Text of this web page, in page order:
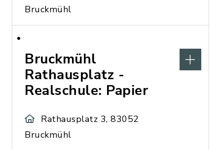
Bruckmühl
Bruckmühl
Rathausplatz -
Realschule: Papier
Rathausplatz 3, 83052
Bruckmühl